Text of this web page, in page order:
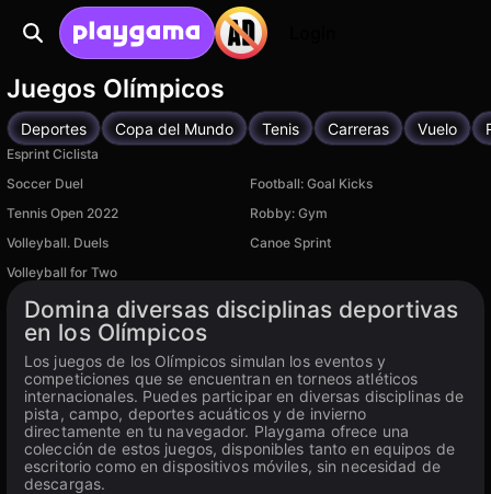
Juegos Olímpicos
Deportes Copa del Mundo Tenis Carreras Vuelo
Esprint Ciclista
Soccer Duel
Football: Goal Kicks
Tennis Open 2022
Robby: Gym
Volleyball. Duels
Canoe Sprint
Disponible en PC
Volleyball for Two
Domina diversas disciplinas deportivas
en los Olímpicos
Los juegos de los Olímpicos simulan los eventos y
competiciones que se encuentran en torneos atléticos
internacionales. Puedes participar en diversas disciplinas de
pista, campo, deportes acuáticos y de invierno
directamente en tu navegador. Playgama ofrece una
colección de estos juegos, disponibles tanto en equipos de
escritorio como en dispositivos móviles, sin necesidad de
descargas.